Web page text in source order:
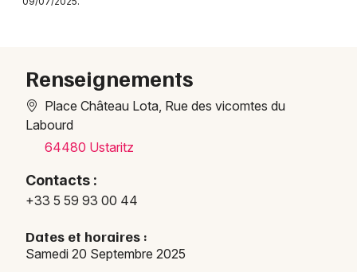
Marchés dans les Pyrénées-Atlantiques
Marchés en Aquitaine
Marchés en Nouvelle-Aquitaine
Renseignements
Place Château Lota, Rue des vicomtes du
Labourd
64480 Ustaritz
Contacts :
+33 5 59 93 00 44
Dates et horaires :
Samedi 20 Septembre 2025